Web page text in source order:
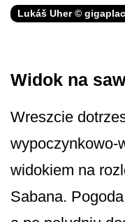
Lukáš Uher ©
Widok na
Wreszcie
wypoczynkowo-
widokiem na
Sabana.